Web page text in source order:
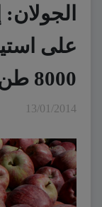
على
8000 طن
13/01/2014